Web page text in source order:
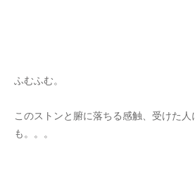
ふむふむ。
このストンと腑に落ちる感触、受けた
も。。。